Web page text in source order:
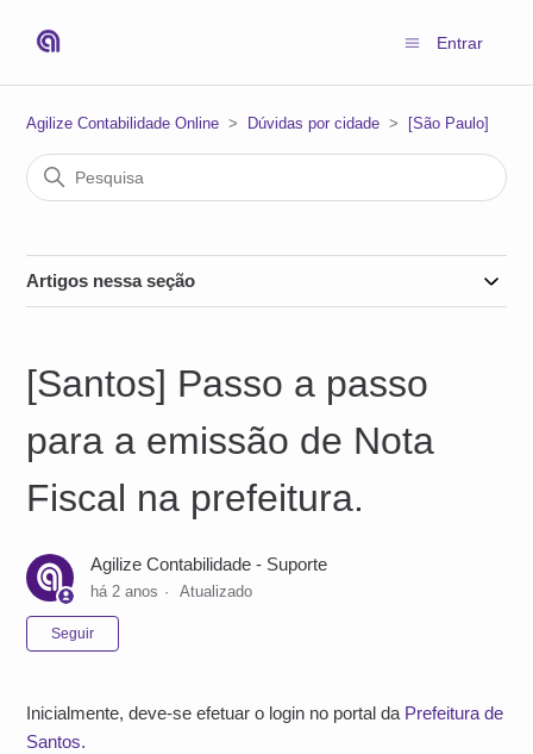
Entrar
Agilize Contabilidade Online Dúvidas por cidade [São Paulo]
Artigos nessa seção
[Santos] Passo a passo
para a emissão de Nota
Fiscal na prefeitura.
Agilize Contabilidade - Suporte
há 2 anos Atualizado
Seguir
Inicialmente, deve-se efetuar o login no portal da Prefeitura de
Santos.